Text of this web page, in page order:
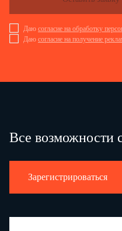
Даю согласие на обработку
Даю согласие на получение
Все возможности
Зарегистрироваться